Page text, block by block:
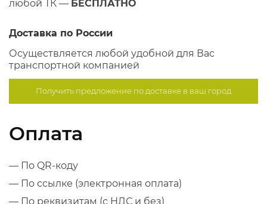
любой ТК — БЕСПЛАТНО
Доставка по России
Осуществляется любой удобной для Вас
транспортной компанией
Получить предложение подоставке в ваш город
Оплата
— По QR-коду
— По ссылке (электронная оплата)
— По реквизитам (с НДС и без)